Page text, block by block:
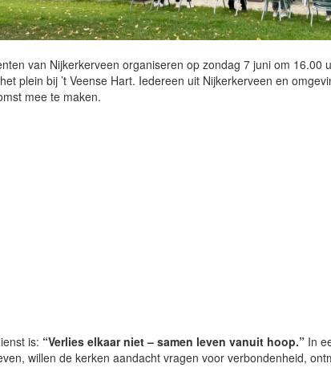
van Nijkerkerveen organiseren op zondag 7 juni om 16.00
plein bij ’t Veense Hart. Iedereen uit Nijkerkerveen en
mee te maken.
is: “Verlies elkaar niet – samen leven vanuit hoop.” In
willen de kerken aandacht vragen voor verbondenheid,